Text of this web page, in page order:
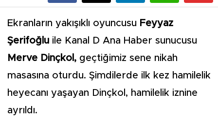
Ekranların yakışıklı oyuncusu Feyyaz
Şerifoğlu ile Kanal D Ana Haber sunucusu
Merve Dinçkol, geçtiğimiz sene nikah
masasına oturdu. Şimdilerde ilk kez hamilelik
heyecanı yaşayan Dinçkol, hamilelik iznine
ayrıldı.